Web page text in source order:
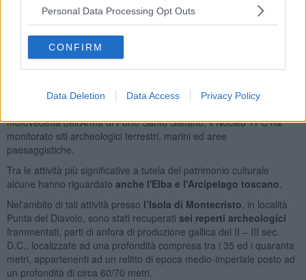
Personal Data Processing Opt Outs
CONFIRM
Data Deletion Data Access Privacy Policy
In particolare dal 30 luglio al 30 ottobre 2019, nell’ambito della
Campagna a tuteladelpatrimonio paesaggistico e dei siti
archeologici”, disposta sull’intero territorio nazionale dalla Divisione
Unità Specializzate Carabinieri ed eseguita congiuntamente a
militari del 4° Nucleo Carabinieri Elicotteri di Pisa, del Nucleo
Nazionale “Arcipleago Toscano”, N.A.S. Livorno. N.I.L Livorno,
motovedetta dell’Arma di Porto Santo Stefano, il Nucleo TPC ha
monitorato siti archeologici terrestri, marini ed aree
paesaggistiche.
Tra le attività più significative a tutela del patrimonio culturale
alcune hanno riguardato anche l'Elba e l'Arcipelago toscano
Nel'ambito di tali attività presso l’Isola di Montecristo , in località
Punta del Diavolo, sono stati recuperati sei reperti archeologici
frammentati, parti di anfora di produzione gallica del II – III sec.
D.C., localizzate ad una profondità compresa tra i 35 ed i quaranta
metri, appartenenti ad un relitto di epoca medio-imperiale posto ad
un profondità di circa 60/70 metri.